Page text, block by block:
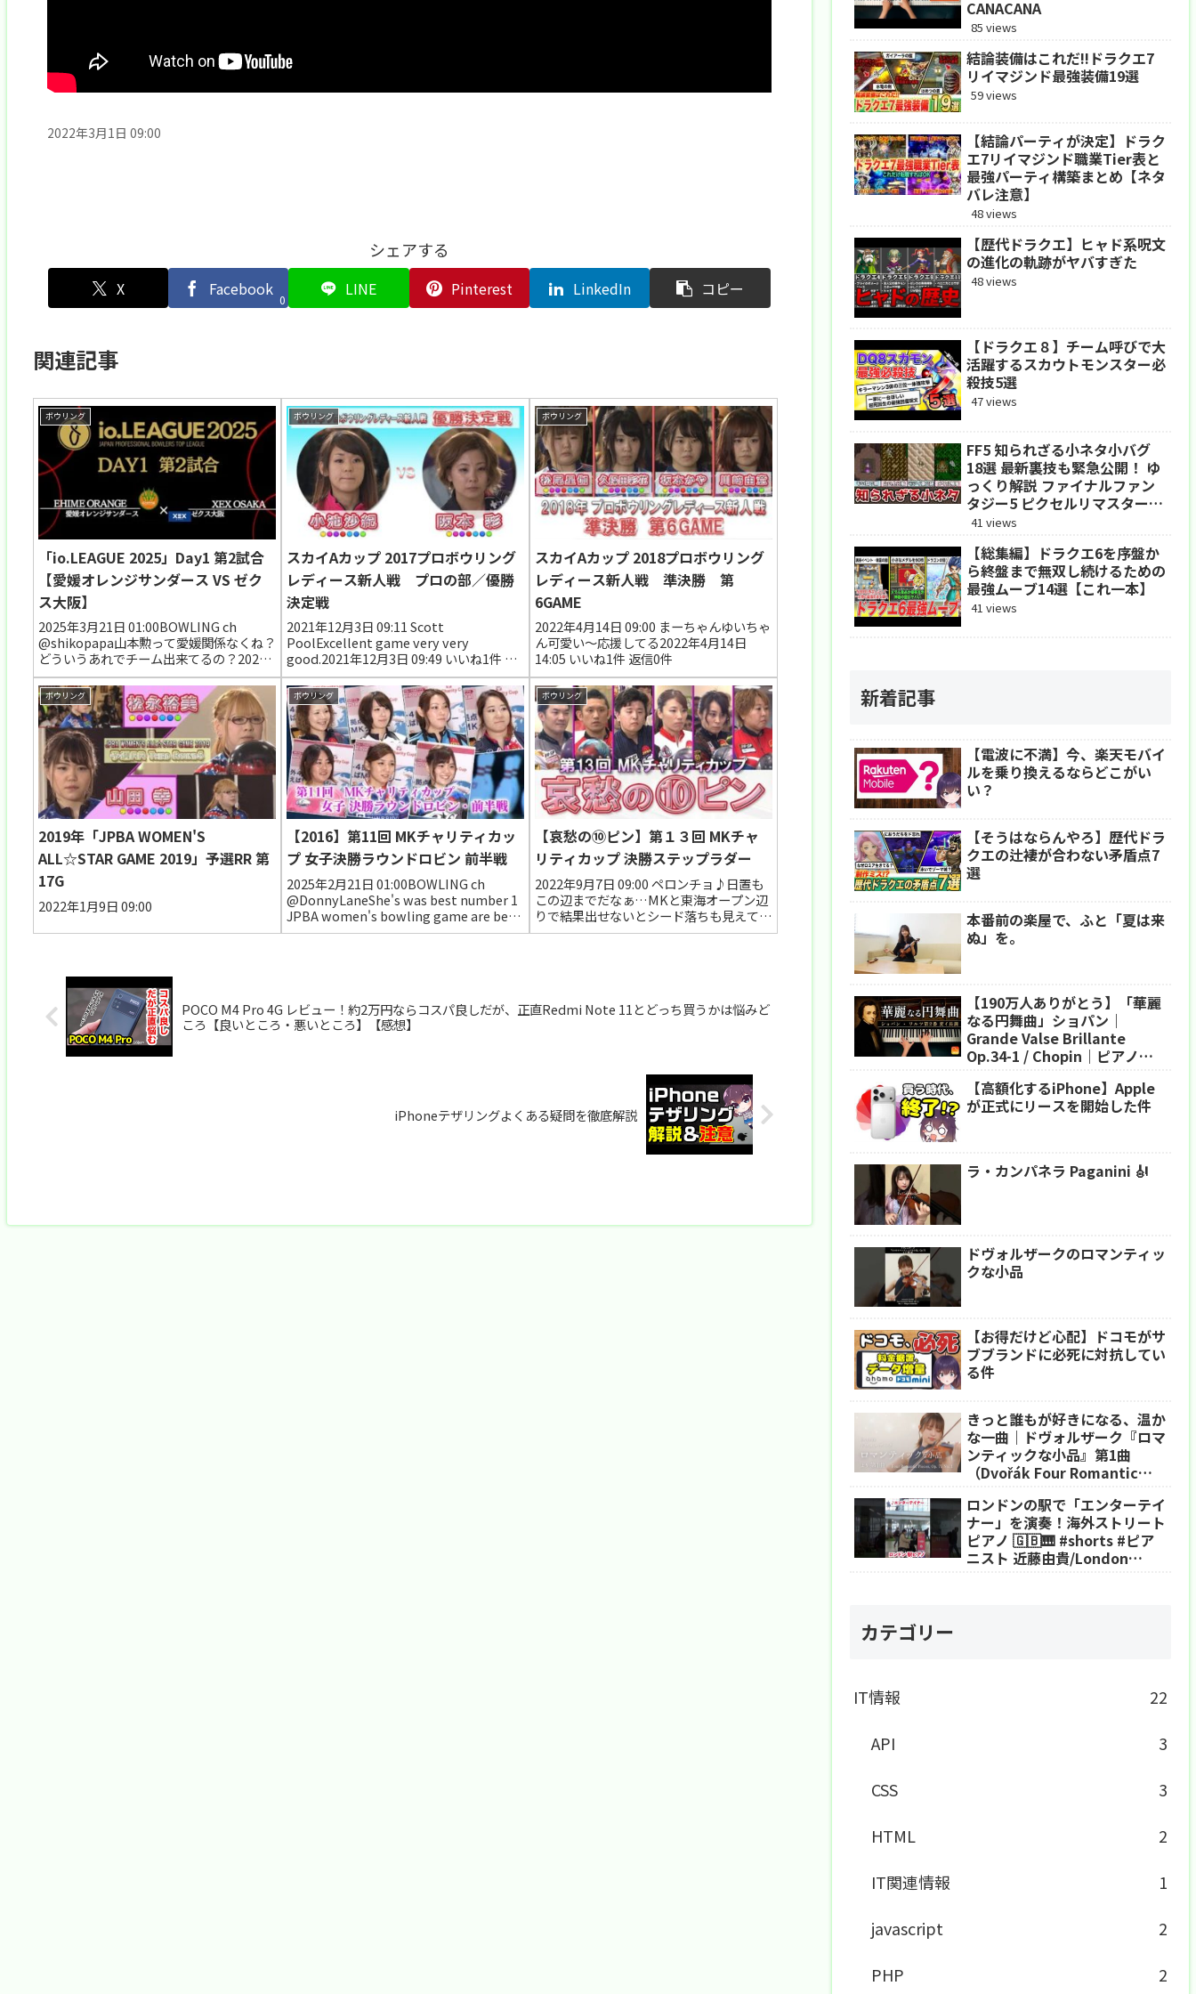
2022年3月1日 09:00
シェアする
X Facebook
0
LINE Pinterest LinkedIn コピー
関連記事
ボウリング
「io.LEAGUE 2025」Day1 第2試合
【愛媛オレンジサンダース VS ゼク
ス大阪】
2025年3月21日 01:00BOWLING ch
@shikopapa山本勲って愛媛関係なくね？
どういうあれでチーム出来てるの？2025
年3月23日 14:16 いいね1件 返信0件
@patrickho3066石田万音實在太強了👍我
是...
ボウリング
スカイAカップ 2017プロボウリング
レディース新人戦 プロの部／優勝
決定戦
2021年12月3日 09:11 Scott
PoolExcellent game very very
good.2021年12月3日 09:49 いいね1件 返
信0件 たかし 長谷川沙紀が好きです💌♥️♥️
💌2021年12月6日 07:0...
ボウリング
スカイAカップ 2018プロボウリング
レディース新人戦 準決勝 第
6GAME
2022年4月14日 09:00 まーちゃんゆいちゃ
ん可愛い〜応援してる2022年4月14日
14:05 いいね1件 返信0件
ボウリング
2019年「JPBA WOMEN'S
ALL☆STAR GAME 2019」予選RR 第
17G
2022年1月9日 09:00
ボウリング
【2016】第11回 MKチャリティカッ
プ 女子決勝ラウンドロビン 前半戦
2025年2月21日 01:00BOWLING ch
@DonnyLaneShe's was best number 1
JPBA women's bowling game are best
champions for Yuki-San b...
ボウリング
【哀愁の⑩ピン】第１３回 MKチャ
リティカップ 決勝ステップラダー
2022年9月7日 09:00 ペロンチョ♪日置も
この辺までだなぁ…MKと東海オープン辺
りで結果出せないとシード落ちも見えてき
ますね。手首が弱いので、現行ルールでは
POCO M4 Pro 4G レビュー！約2万円ならコスパ良しだが、正直Redmi Note 11とどっち買うかは悩みど
ころ【良いところ・悪いところ】【感想】
iPhoneテザリングよくある疑問を徹底解説
CANACANA
85 views
結論装備はこれだ!!ドラクエ7
リイマジンド最強装備19選
59 views
【結論パーティが決定】ドラク
エ7リイマジンド職業Tier表と
最強パーティ構築まとめ【ネタ
バレ注意】
48 views
【歴代ドラクエ】ヒャド系呪文
の進化の軌跡がヤバすぎた
48 views
【ドラクエ８】チーム呼びで大
活躍するスカウトモンスター必
殺技5選
47 views
FF5 知られざる小ネタ小バグ
18選 最新裏技も緊急公開！ ゆ
っくり解説 ファイナルファン
タジー5 ピクセルリマスター
アドバンス
41 views
【総集編】ドラクエ6を序盤か
ら終盤まで無双し続けるための
最強ムーブ14選【これ一本】
41 views
新着記事
【電波に不満】今、楽天モバイ
ルを乗り換えるならどこがい
い？
【そうはならんやろ】歴代ドラ
クエの辻褄が合わない矛盾点7
選
本番前の楽屋で、ふと「夏は来
ぬ」を。
【190万人ありがとう】「華麗
なる円舞曲」ショパン｜
Grande Valse Brillante
Op.34-1 / Chopin｜ピアノ｜
【高額化するiPhone】Apple
が正式にリースを開始した件
ラ・カンパネラ Paganini 🎻
ドヴォルザークのロマンティッ
クな小品
【お得だけど心配】ドコモがサ
ブブランドに必死に対抗してい
る件
きっと誰もが好きになる、温か
な一曲｜ドヴォルザーク『ロマ
ンティックな小品』第1曲
（Dvořák Four Romantic
ロンドンの駅で「エンターテイ
ナー」を演奏！海外ストリート
ピアノ 🇬🇧🎹 #shorts #ピア
ニスト 近藤由貴/London
カテゴリー
IT情報
22
API
3
CSS
3
HTML
2
IT関連情報
1
javascript
2
PHP
2